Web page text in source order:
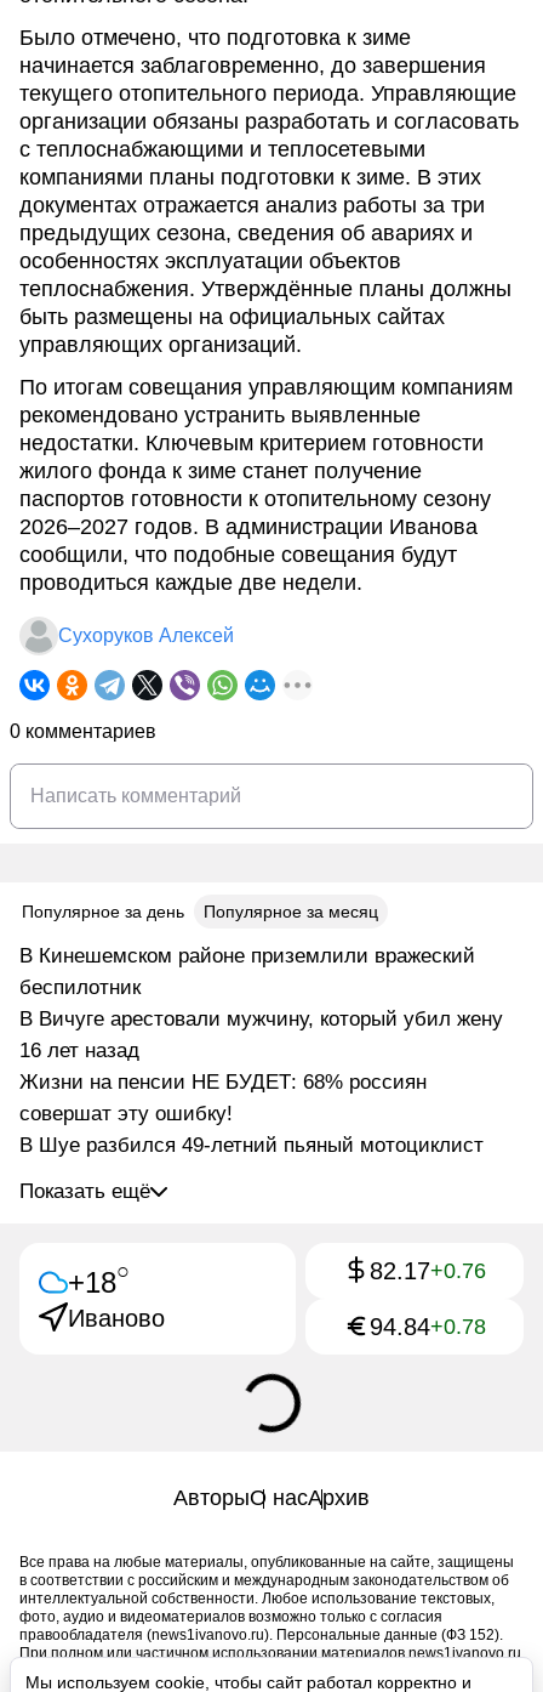
Мы используем cookie, чтобы сайт работал корректно и
Было отмечено, что подготовка к зиме
начинается заблаговременно, до завершения
текущего отопительного периода. Управляющие
организации обязаны разработать и согласовать
с теплоснабжающими и теплосетевыми
компаниями планы подготовки к зиме. В этих
документах отражается анализ работы за три
предыдущих сезона, сведения об авариях и
особенностях эксплуатации объектов
теплоснабжения. Утверждённые планы должны
быть размещены на официальных сайтах
управляющих организаций.
По итогам совещания управляющим компаниям
рекомендовано устранить выявленные
недостатки. Ключевым критерием готовности
жилого фонда к зиме станет получение
паспортов готовности к отопительному сезону
2026–2027 годов. В администрации Иванова
сообщили, что подобные совещания будут
проводиться каждые две недели.
Сухоруков Алексей
0 комментариев
Популярное за день Популярное за месяц
В Кинешемском районе приземлили вражеский
беспилотник
В Вичуге арестовали мужчину, который убил жену
16 лет назад
Жизни на пенсии НЕ БУДЕТ: 68% россиян
совершат эту ошибку!
В Шуе разбился 49-летний пьяный мотоциклист
Показать ещё
+18○
Иваново
82.17+0.76
94.84+0.78
АвторыО насАрхив
Все права на любые материалы, опубликованные на сайте, защищены
в соответствии с российским и международным законодательством об
интеллектуальной собственности. Любое использование текстовых,
фото, аудио и видеоматериалов возможно только с согласия
правообладателя (news1ivanovo.ru). Персональные данные (ФЗ 152).
При полном или частичном использовании материалов news1ivanovo.ru